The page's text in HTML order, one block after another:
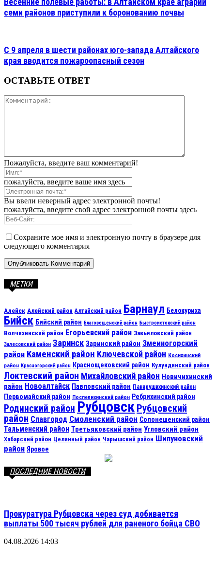
семи районов приступили к боронованию почвы
С 9 апреля в шести районах юго-запада Алтайского
края вводится пожароопасный сезон
ОСТАВЬТЕ ОТВЕТ
Пожалуйста, введите ваш комментарий!
пожалуйста, введите ваше имя здесь
Вы ввели неверный адрес электронной почты!
пожалуйста, введите свой адрес электронной почты здесь
Сохраните мое имя и электронную почту в браузере для
следующего комментария
МЕТКИ
Алейск Алейский район Алтайский район Барнаул Белокуриха
Бийск Бийский район Благовещенский район Быстроистокский район
Волчихинский район Егорьевский район Завьяловский район
Залесовский район Заринск Заринский район Змеиногорский
район Каменский район Ключевской район Косихинский
район Красногорский район Краснощековский район Кулундинский район
Локтевский район Михайловский район Новичихинский
район Новоалтайск Павловский район Панкрушихинский район
Первомайский район Поспелихинский район Ребрихинский район
Родинский район Рубцовск Рубцовский
район Славгород Смоленский район Солонешенский район
Тальменский район Третьяковский район Угловский район
Хабарский район Целинный район Чарышский район Шипуновский
район Яровое
ПОСЛЕДНИЕ НОВОСТИ
Прокуратура Рубцовска через суд добивается
выплаты 500 тысяч рублей для раненого бойца СВО
04.08.2026 14:03